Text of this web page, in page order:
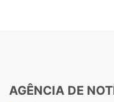
AGÊNCIA DE